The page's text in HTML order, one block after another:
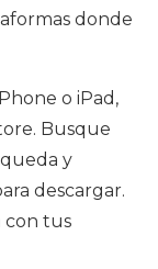
donde
o iPad,
Busque
y
descargar.
con tus